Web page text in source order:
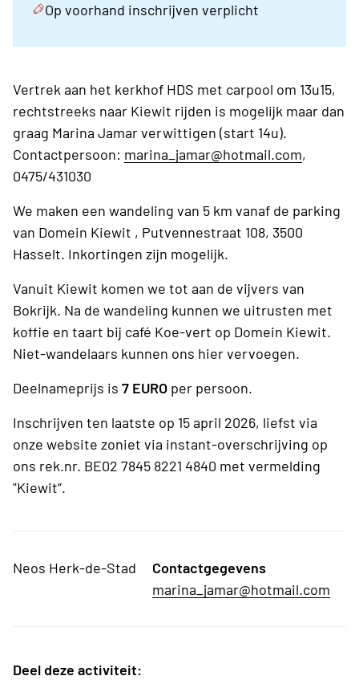
Op voorhand inschrijven verplicht
Vertrek aan het kerkhof HDS met carpool om 13u15,
rechtstreeks naar Kiewit rijden is mogelijk maar dan
graag Marina Jamar verwittigen (start 14u).
Contactpersoon: marina_jamar@hotmail.com,
0475/431030
We maken een wandeling van 5 km vanaf de parking
van Domein Kiewit , Putvennestraat 108, 3500
Hasselt. Inkortingen zijn mogelijk.
Vanuit Kiewit komen we tot aan de vijvers van
Bokrijk. Na de wandeling kunnen we uitrusten met
koffie en taart bij café Koe-vert op Domein Kiewit.
Niet-wandelaars kunnen ons hier vervoegen.
Deelnameprijs is 7 EURO per persoon.
Inschrijven ten laatste op 15 april 2026, liefst via
onze website zoniet via instant-overschrijving op
ons rek.nr. BE02 7845 8221 4840 met vermelding
"Kiewit”.
Neos Herk-de-Stad
Contactgegevens
marina_jamar@hotmail.com
Deel deze activiteit: